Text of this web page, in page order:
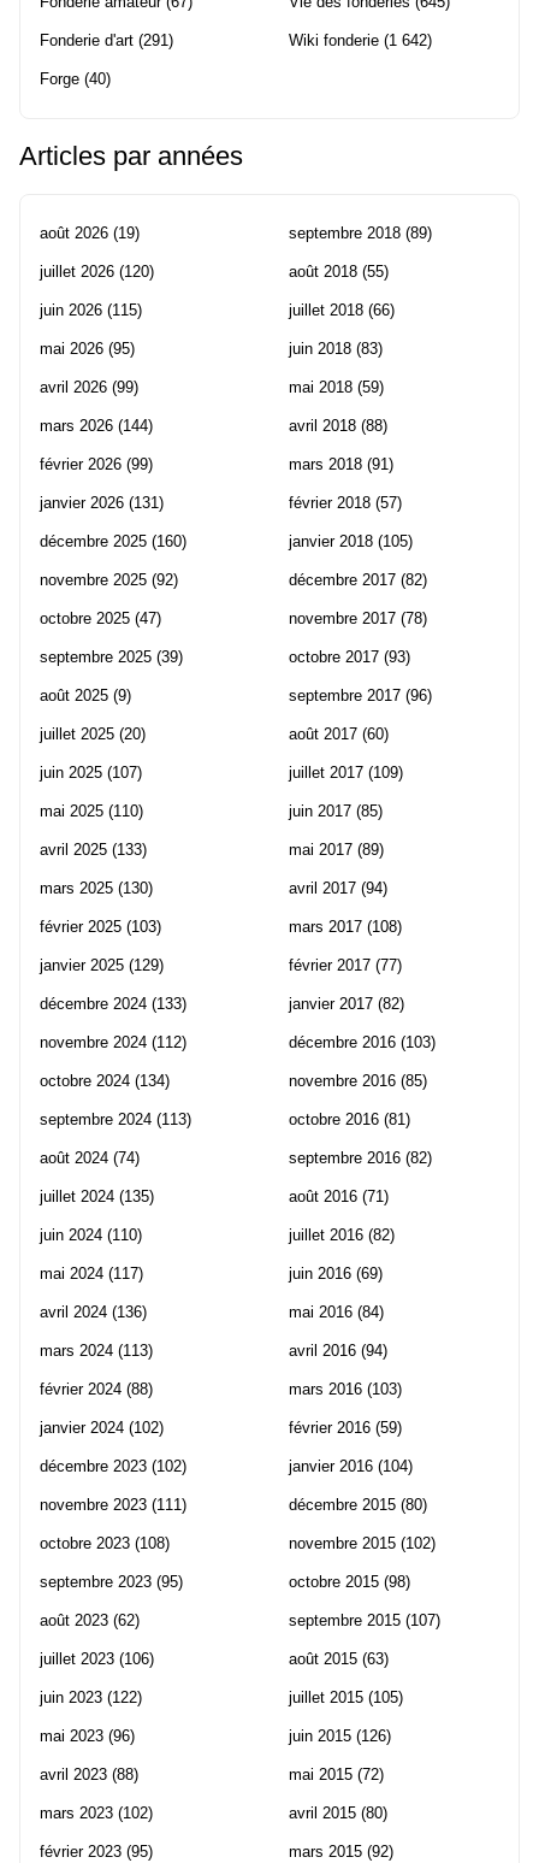
Fonderie d'art (291)
Forge (40)
Wiki fonderie (1 642)
Articles par années
août 2026 (19)
juillet 2026 (120)
juin 2026 (115)
mai 2026 (95)
avril 2026 (99)
mars 2026 (144)
février 2026 (99)
janvier 2026 (131)
décembre 2025 (160)
novembre 2025 (92)
octobre 2025 (47)
septembre 2025 (39)
août 2025 (9)
juillet 2025 (20)
juin 2025 (107)
mai 2025 (110)
avril 2025 (133)
mars 2025 (130)
février 2025 (103)
janvier 2025 (129)
décembre 2024 (133)
novembre 2024 (112)
octobre 2024 (134)
septembre 2024 (113)
août 2024 (74)
juillet 2024 (135)
juin 2024 (110)
mai 2024 (117)
avril 2024 (136)
mars 2024 (113)
février 2024 (88)
janvier 2024 (102)
décembre 2023 (102)
novembre 2023 (111)
octobre 2023 (108)
septembre 2023 (95)
août 2023 (62)
juillet 2023 (106)
juin 2023 (122)
mai 2023 (96)
avril 2023 (88)
mars 2023 (102)
février 2023 (95)
septembre 2018 (89)
août 2018 (55)
juillet 2018 (66)
juin 2018 (83)
mai 2018 (59)
avril 2018 (88)
mars 2018 (91)
février 2018 (57)
janvier 2018 (105)
décembre 2017 (82)
novembre 2017 (78)
octobre 2017 (93)
septembre 2017 (96)
août 2017 (60)
juillet 2017 (109)
juin 2017 (85)
mai 2017 (89)
avril 2017 (94)
mars 2017 (108)
février 2017 (77)
janvier 2017 (82)
décembre 2016 (103)
novembre 2016 (85)
octobre 2016 (81)
septembre 2016 (82)
août 2016 (71)
juillet 2016 (82)
juin 2016 (69)
mai 2016 (84)
avril 2016 (94)
mars 2016 (103)
février 2016 (59)
janvier 2016 (104)
décembre 2015 (80)
novembre 2015 (102)
octobre 2015 (98)
septembre 2015 (107)
août 2015 (63)
juillet 2015 (105)
juin 2015 (126)
mai 2015 (72)
avril 2015 (80)
mars 2015 (92)